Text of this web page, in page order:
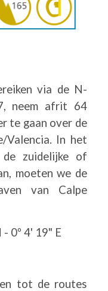
via de N-
neem afrit 64
te gaan over de
Valencia. In het
zuidelijke of
moeten we de
van Calpe
0º 4' 19" E
tot de routes